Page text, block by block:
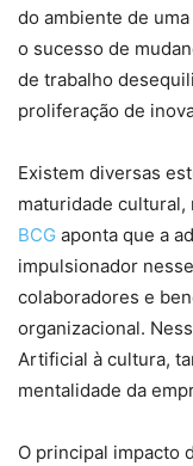
do ambiente de
o sucesso de
de trabalho
proliferação de
Existem diversas
maturidade
BCG aponta que a
impulsionador
colaboradores e
organizacional.
Artificial à cultura,
mentalidade da
O principal impacto